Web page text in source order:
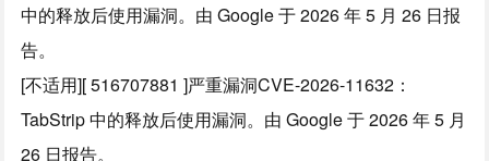
中的释放后使用漏洞。由 Google 于 2026 年 5 月 26 日报
告。
[不适用][ 516707881 ]严重漏洞CVE-2026-11632：
TabStrip 中的释放后使用漏洞。由 Google 于 2026 年 5 月
26 日报告。